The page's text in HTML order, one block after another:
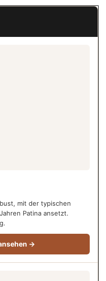
mit der typischen
Patina ansetzt.
→